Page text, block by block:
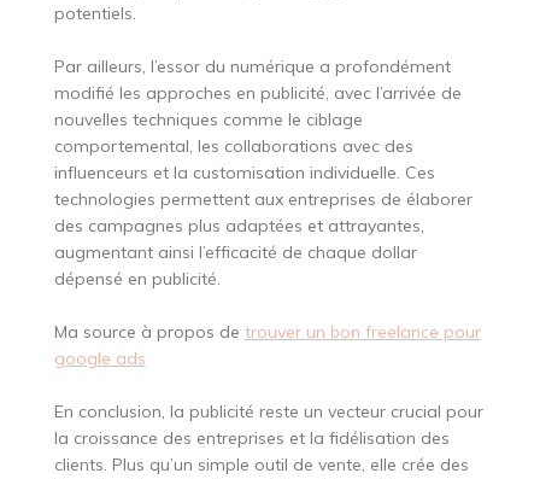
potentiels.
Par ailleurs, l’essor du numérique a profondément
modifié les approches en publicité, avec l’arrivée de
nouvelles techniques comme le ciblage
comportemental, les collaborations avec des
influenceurs et la customisation individuelle. Ces
technologies permettent aux entreprises de élaborer
des campagnes plus adaptées et attrayantes,
augmentant ainsi l’efficacité de chaque dollar
dépensé en publicité.
Ma source à propos de trouver un bon freelance pour
google ads
En conclusion, la publicité reste un vecteur crucial pour
la croissance des entreprises et la fidélisation des
clients. Plus qu’un simple outil de vente, elle crée des